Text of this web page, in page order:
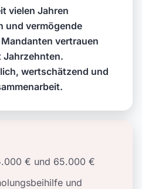
vielen Jahren
und vermögende
vertrauen
Jahrzehnten.
wertschätzend und
€ und 65.000 €
und